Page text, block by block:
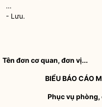
…
- Lưu.
Tên đơn cơ quan, đơn vị...
BIỂU BÁO CÁO
Phục vụ